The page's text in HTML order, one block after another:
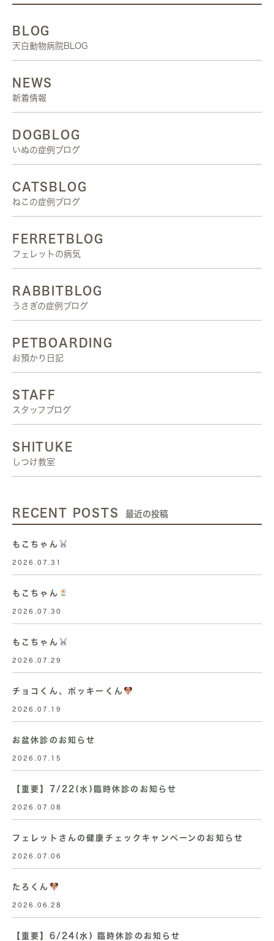
BLOG
天白動物病院BLOG
NEWS
新着情報
DOGBLOG
いぬの症例ブログ
CATSBLOG
ねこの症例ブログ
FERRETBLOG
フェレットの病気
RABBITBLOG
うさぎの症例ブログ
PETBOARDING
お預かり日記
STAFF
スタッフブログ
SHITUKE
しつけ教室
RECENT POSTS 最近の投稿
もこちゃん
2026.07.31
もこちゃん
2026.07.30
もこちゃん
2026.07.29
チョコくん、ポッキーくん
2026.07.19
お盆休診のお知らせ
2026.07.15
【重要】7/22(水)臨時休診のお知らせ
2026.07.08
フェレットさんの健康チェックキャンペーンのお知らせ
2026.07.06
たろくん
2026.06.28
【重要】6/24(水) 臨時休診のお知らせ